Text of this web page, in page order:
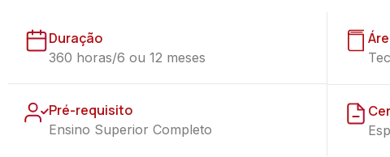
Duração
360 horas/6 ou 12 meses
Pré-requisito
Ensino Superior Completo